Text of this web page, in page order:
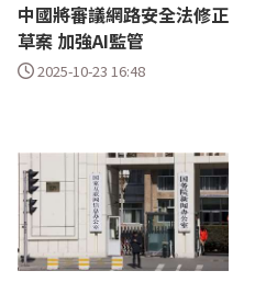
中國將審議網路安全法修正
草案 加強AI監管
2025-10-23 16:48